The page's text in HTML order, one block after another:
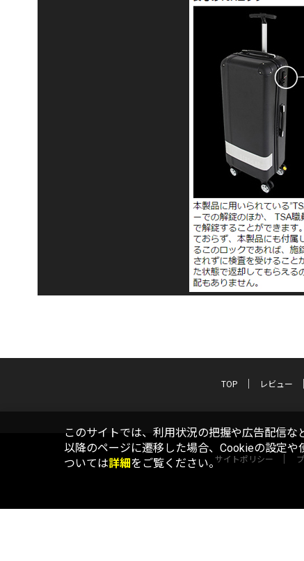
TOP レビュー
サイトポリシー
このサイトでは、利用状況の把握や広告配信
以降のページに遷移した場合、Cookieの設定
ついては詳細をご覧ください。